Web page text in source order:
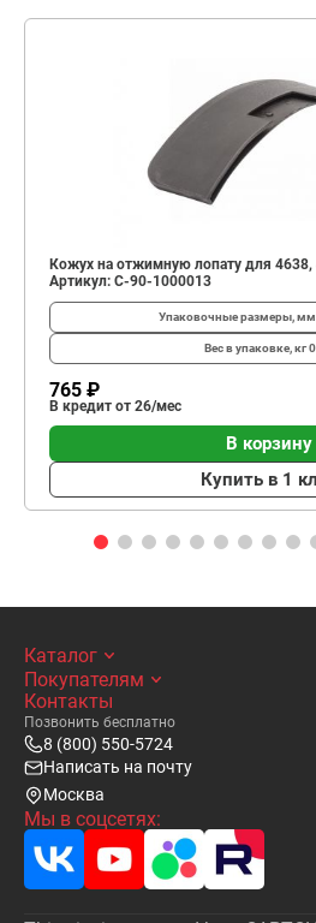
Кожух на отжимную лопату для
Артикул: C-90-1000013
Упаковочные размеры, мм
Вес в упаковке, кг
765 ₽
В кредит от 26/мес
В корзину
Купить в 1
Каталог
Покупателям
Контакты
Позвонить бесплатно
8 (800) 550-5724
Написать на почту
Москва
Мы в соцсетях: